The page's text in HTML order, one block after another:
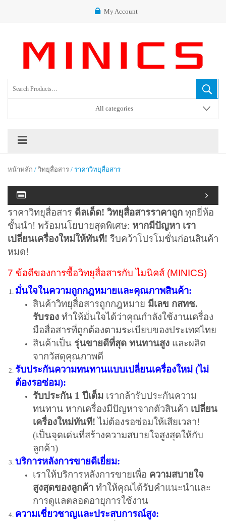
My Account
All categories
หน้าหลัก / วิทยุสื่อสาร / ราคาวิทยุสื่อสาร
ราคาวิทยุสื่อสาร ดีลเด็ด! วิทยุสื่อสารราคาถูก ทุกยี่ห้อ
ชั้นนำ! พร้อมนโยบายสุดพิเศษ: หากมีปัญหา เรา
เปลี่ยนเครื่องใหม่ให้ทันที! รีบคว้าโปรโมชั่นก่อนสินค้า
หมด!
7 ข้อดีของการซื้อวิทยุสื่อสารกับ ไมนิคส์ (MINICS)
มั่นใจในความถูกกฎหมายและคุณภาพสินค้า:
สินค้าวิทยุสื่อสารถูกกฎหมาย มีเลข กสทช.
รับรอง ทำให้มั่นใจได้ว่าคุณกำลังใช้งานเครื่อง
มือสื่อสารที่ถูกต้องตามระเบียบของประเทศไทย
สินค้าเป็น รุ่นขายดีที่สุด ทนทานสูง และผลิต
จากวัสดุคุณภาพดี
รับประกันความทนทานแบบเปลี่ยนเครื่องใหม่ (ไม่
ต้องรอซ่อม):
รับประกัน 1 ปีเต็ม เรากล้ารับประกันความ
ทนทาน หากเครื่องมีปัญหาจากตัวสินค้า เปลี่ยน
เครื่องใหม่ทันที! ไม่ต้องรอซ่อมให้เสียเวลา!
(เป็นจุดเด่นที่สร้างความสบายใจสูงสุดให้กับ
ลูกค้า)
บริการหลังการขายดีเยี่ยม:
เราให้บริการหลังการขายเพื่อ ความสบายใจ
สูงสุดของลูกค้า ทำให้คุณได้รับคำแนะนำและ
การดูแลตลอดอายุการใช้งาน
ความเชี่ยวชาญและประสบการณ์สูง: